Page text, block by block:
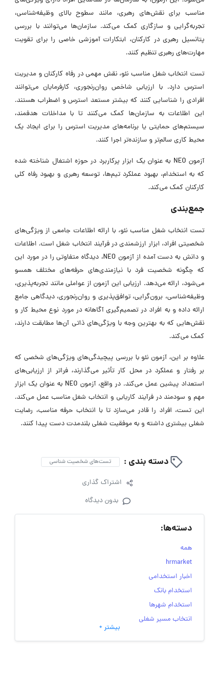
مناسب برای نقش‌های رهبری، مانند سطوح بالای وظیفه‌شناسی،
تجربه‌گرایی و سازگاری کمک می‌کند. سازمان‌ها می‌توانند با بررسی
پتانسیل رهبری در کارکنان، ابتکارات آموزشی خاصی را برای تقویت
مهارت‌های رهبری تنظیم کنند.
تست انتخاب شغل مناسب نئو، نقش مهمی در رفاه کارکنان و مدیریت
استرس دارد. با ارزیابی شاخص روان‌رنجوری، کارفرمایان می‌توانند
افرادی را شناسایی کنند که بیشتر مستعد استرس و اضطراب هستند.
این اطلاعات به سازمان‌ها کمک می‌کنند تا با مداخلات هدفمند،
سیستم‌های حمایتی یا برنامه‌های مدیریت استرس را برای ایجاد یک
محیط کاری سالم‌تر و سازنده‌تر اجرا کنند.
آزمون NEO به عنوان یک ابزار پرکاربرد در حوزه اشتغال شناخته شده
که به استخدام، بهبود عملکرد تیم‌ها، توسعه رهبری و بهبود رفاه کلی
کارکنان کمک می‌کند.
جمع‌بندی
تست انتخاب شغل مناسب نئو، با ارائه اطلاعات جامعی از ویژگی‌های
شخصیتی افراد، ابزار ارزشمندی در فرآیند انتخاب شغل است. اطلاعات
و دانش به دست آمده از آزمون NEO، دیدگاه متفاوتی را در مورد این
که چگونه شخصیت فرد با نیازمندی‌های حرفه‌های مختلف همسو
می‌شود، ارائه می‌دهد. ارزیابی این آزمون از عواملی مانند تجربه‌پذیری،
وظیفه‌شناسی، برون‌گرایی، توافق‌پذیری و روان‌رنجوری، دیدگاهی جامع
ارائه داده و به افراد در تصمیم‌گیری آگاهانه در مورد نوع محیط کار و
نقش‌هایی که به بهترین وجه با ویژگی‌های ذاتی آن‌ها مطابقت دارند،
کمک می‌کند.
علاوه بر این، آزمون نئو با بررسی پیچیدگی‌های ویژگی‌های شخصی که
بر رفتار و عملکرد در محل کار تأثیر می‌گذارند، فراتر از ارزیابی‌های
استعداد پیشین عمل می‌کند. در واقع، آزمون NEO به عنوان یک ابزار
مهم و سودمند در فرآیند کاریابی و انتخاب شغل مناسب عمل می‌کند.
این تست، افراد را قادر می‌سازد تا با انتخاب حرفه مناسب، رضایت
شغلی بیشتری داشته و به موفقیت شغلی بلندمدت دست پیدا کنند.
دسته بندی : تست‌های شخصیت‌ شناسی
اشتراک گذاری
بدون دیدگاه
دسته‌ها:
همه
hrmarket
اخبار استخدامی
استخدام بانک
استخدام شهرها
انتخاب مسیر شغلی
به‌روزرسانی‌های سایت (کارجویی)
بیشتر +